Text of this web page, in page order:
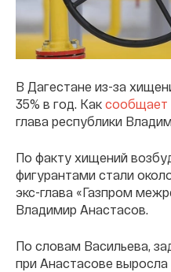
В Дагестане из-за
35% в год. Как сообщает
глава республики
По факту хищений
фигурантами стали
экс-глава «Газпром
Владимир Анастасов.
По словам Васильева,
при Анастасове